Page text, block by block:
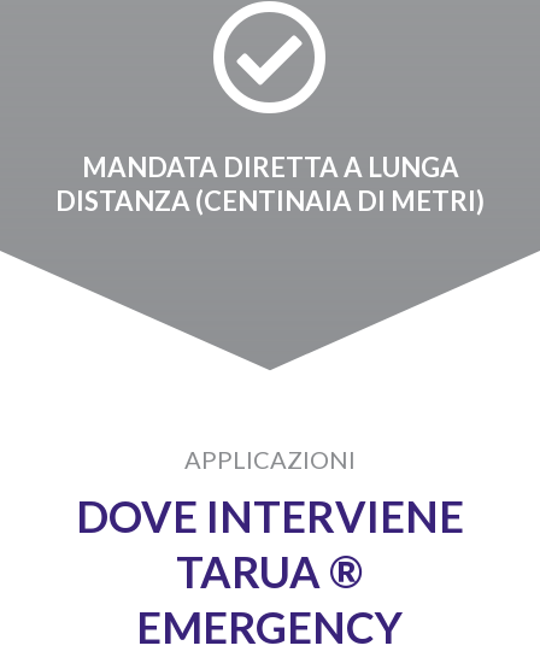

MANDATA DIRETTA A LUNGA
DISTANZA (CENTINAIA DI METRI)
APPLICAZIONI
DOVE INTERVIENE
TARUA ®
EMERGENCY